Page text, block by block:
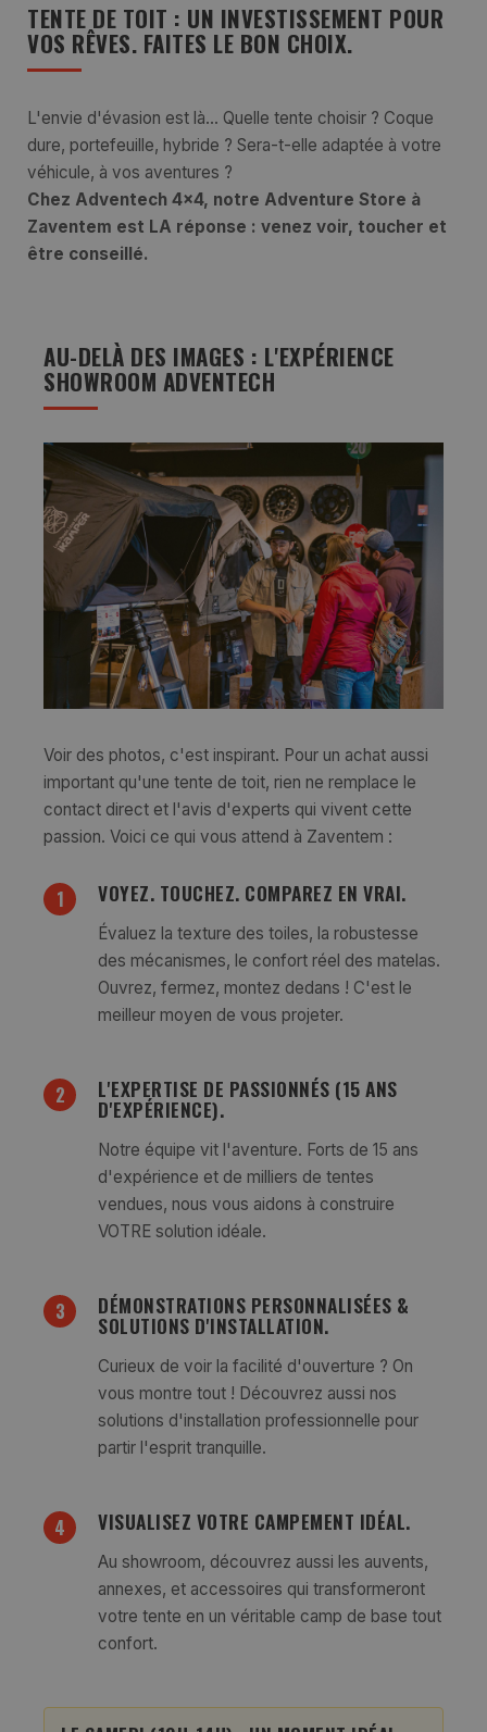
TENTE DE TOIT : UN INVESTISSEMENT POUR
VOS RÊVES. FAITES LE BON CHOIX.
L'envie d'évasion est là... Quelle tente choisir ? Coque
dure, portefeuille, hybride ? Sera-t-elle adaptée à votre
véhicule, à vos aventures ?
Chez Adventech 4x4, notre Adventure Store à
Zaventem est LA réponse : venez voir, toucher et
être conseillé.
AU-DELÀ DES IMAGES : L'EXPÉRIENCE
SHOWROOM ADVENTECH
Voir des photos, c'est inspirant. Pour un achat aussi
important qu'une tente de toit, rien ne remplace le
contact direct et l'avis d'experts qui vivent cette
passion. Voici ce qui vous attend à Zaventem :
1 VOYEZ. TOUCHEZ. COMPAREZ EN VRAI.
Évaluez la texture des toiles, la robustesse
des mécanismes, le confort réel des matelas.
Ouvrez, fermez, montez dedans ! C'est le
meilleur moyen de vous projeter.
2 L'EXPERTISE DE PASSIONNÉS (15 ANS
D'EXPÉRIENCE).
Notre équipe vit l'aventure. Forts de 15 ans
d'expérience et de milliers de tentes
vendues, nous vous aidons à construire
VOTRE solution idéale.
3 DÉMONSTRATIONS PERSONNALISÉES &
SOLUTIONS D'INSTALLATION.
Curieux de voir la facilité d'ouverture ? On
vous montre tout ! Découvrez aussi nos
solutions d'installation professionnelle pour
partir l'esprit tranquille.
4 VISUALISEZ VOTRE CAMPEMENT IDÉAL.
Au showroom, découvrez aussi les auvents,
annexes, et accessoires qui transformeront
votre tente en un véritable camp de base tout
confort.